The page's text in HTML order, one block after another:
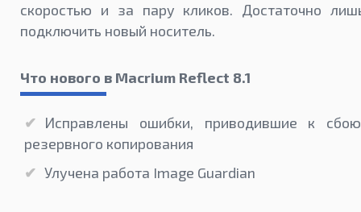
скоростью и за пару кликов. Достаточно
подключить новый носитель.
Что нового в Macrium Reflect 8.1
Исправлены ошибки, приводившие к сбою
резервного копирования
Улучена работа Image Guardian